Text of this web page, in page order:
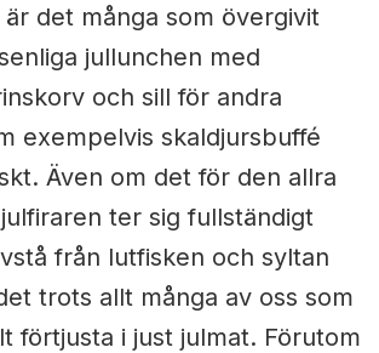
är det många som övergivit
jullunchen med
och sill för andra
exempelvis skaldjursbuffé
Även om det för den allra
ter sig fullständigt
från lutfisken och syltan
trots allt många av oss som
förtjusta i just julmat. Förutom